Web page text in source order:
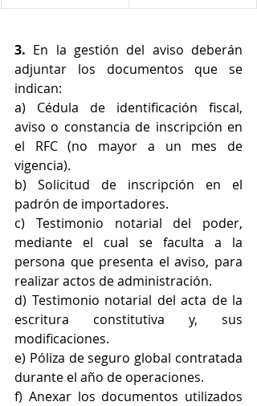
3. En la gestión del aviso deberán
adjuntar los documentos que se
indican:
a) Cédula de identificación fiscal,
aviso o constancia de inscripción en
el RFC (no mayor a un mes de
vigencia).
b) Solicitud de inscripción en el
padrón de importadores.
c) Testimonio notarial del poder,
mediante el cual se faculta a la
persona que presenta el aviso, para
realizar actos de administración.
d) Testimonio notarial del acta de la
escritura constitutiva y, sus
modificaciones.
e) Póliza de seguro global contratada
durante el año de operaciones.
f) Anexar los documentos utilizados